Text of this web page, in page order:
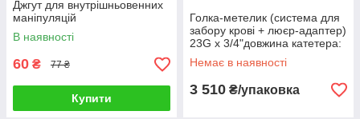
Джгут для внутрішньовенних
маніпуляцій
В наявності
60 ₴ 77 ₴
Купити
Голка-метелик (система для
забору крові + люєр-адаптер)
23G x 3/4"довжина катетера:
7 1/2", (19 см),ТМ Vacuette
Немає в наявності
3 510 ₴/упаковка